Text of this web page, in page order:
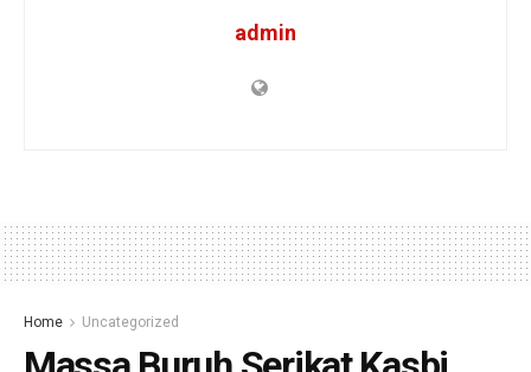
admin
Home Uncategorized